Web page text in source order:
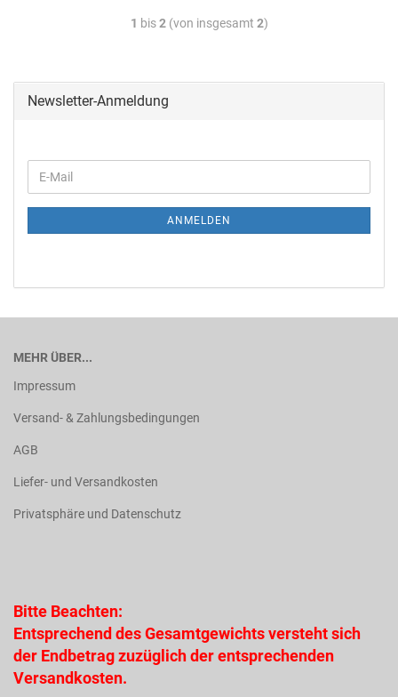
1 bis2(von insgesamt 2)
Newsletter-Anmeldung
ANMELDEN
MEHR ÜBER...
Impressum
Versand- & Zahlungsbedingungen
AGB
Liefer- und Versandkosten
Privatsphäre und Datenschutz
Bitte Beachten:
Entsprechend des Gesamtgewichts versteht sich
der Endbetrag zuzüglich der entsprechenden
Versandkosten.